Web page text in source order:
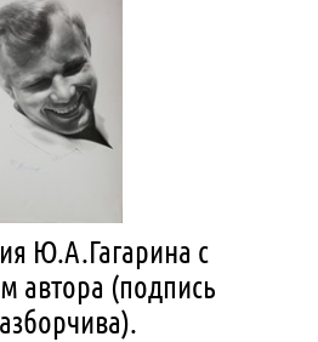
Ю.А.Гагарина с
автора (подпись